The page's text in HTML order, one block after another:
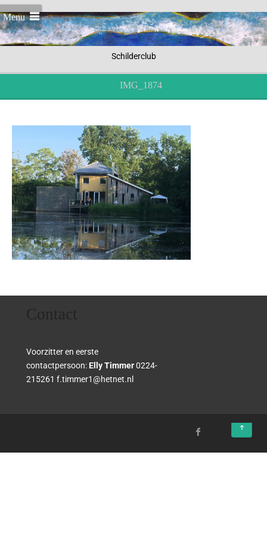
Menu
Schilderclub
IMG_1874
Voorzitter en eerste
contactpersoon: Elly Timmer0224-
215261 f.timmer1@hetnet.nl
↑